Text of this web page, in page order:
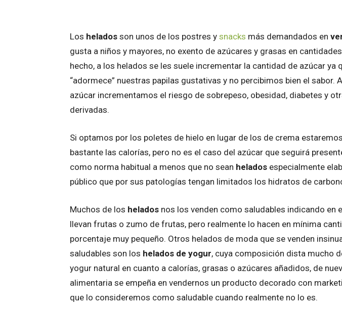
Los helados son unos de los postres y snacks más demandados en
gusta a niños y mayores, no exento de azúcares y grasas en
hecho, a los helados se les suele incrementar la cantidad de azúcar ya
“adormece” nuestras papilas gustativas y no percibimos bien el sabor.
azúcar incrementamos el riesgo de sobrepeso, obesidad, diabetes y
derivadas.
Si optamos por los poletes de hielo en lugar de los de crema
bastante las calorías, pero no es el caso del azúcar que seguirá
como norma habitual a menos que no sean helados especialmente
público que por sus patologías tengan limitados los hidratos de
Muchos de los helados nos los venden como saludables indicando en
llevan frutas o zumo de frutas, pero realmente lo hacen en mínima
porcentaje muy pequeño. Otros helados de moda que se venden
saludables son los helados de yogur, cuya composición dista mucho
yogur natural en cuanto a calorías, grasas o azúcares añadidos, de
alimentaria se empeña en vendernos un producto decorado con
que lo consideremos como saludable cuando realmente no lo es.